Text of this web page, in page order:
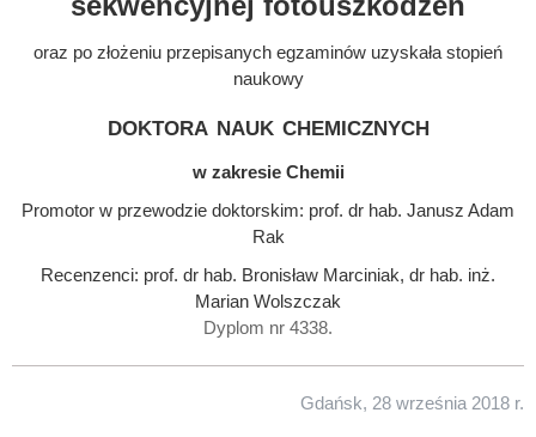
oraz po złożeniu przepisanych egzaminów uzyskała stopień
naukowy
doktora nauk chemicznych
w zakresie Chemii
Promotor w przewodzie doktorskim: prof. dr hab. Janusz Adam
Rak
Recenzenci: prof. dr hab. Bronisław Marciniak, dr hab. inż.
Marian Wolszczak
Dyplom nr 4338.
Gdańsk, 28 września 2018 r.